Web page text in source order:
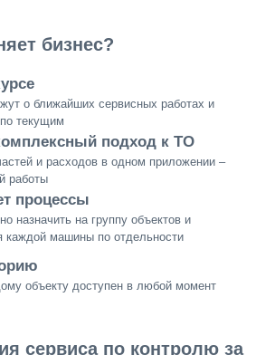
бизнес?
о ближайших сервисных работах и
текущим
подход к ТО
и расходов в одном приложении –
работы
процессы
назначить на группу объектов и
каждой машины по отдельности
объекту доступен в любой момент
сервиса по контролю за